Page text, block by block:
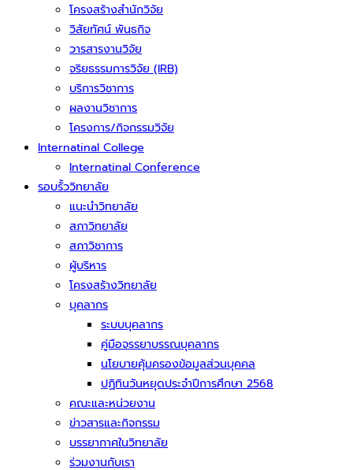
โครงสร้างสำนักวิจัย
วิสัยทัศน์ พันธกิจ
วารสารงานวิจัย
จริยธรรมการวิจัย (IRB)
บริการวิชาการ
ผลงานวิชาการ
โครงการ/กิจกรรมวิจัย
Internatinal College
Internatinal Conference
รอบรั้ววิทยาลัย
แนะนำวิทยาลัย
สภาวิทยาลัย
สภาวิชาการ
ผู้บริหาร
โครงสร้างวิทยาลัย
บุคลากร
ระบบบุคลากร
คู่มือจรรยาบรรณบุคลากร
นโยบายคุ้มครองข้อมูลส่วนบุคคล
ปฏิทินวันหยุดประจำปีการศึกษา 2568
คณะและหน่วยงาน
ข่าวสารและกิจกรรม
บรรยากาศในวิทยาลัย
ร่วมงานกับเรา